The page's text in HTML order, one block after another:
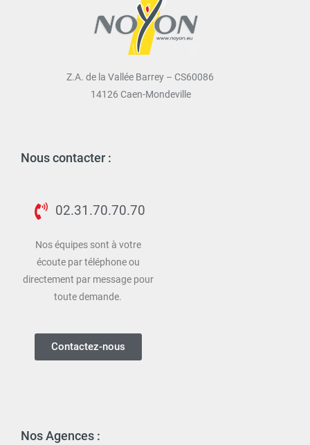
Z.A. de la Vallée Barrey – CS60086
14126 Caen-Mondeville
Nous contacter :
02.31.70.70.70
Nos équipes sont à votre
écoute par téléphone ou
directement par message pour
toute demande.
Contactez-nous
Nos Agences :